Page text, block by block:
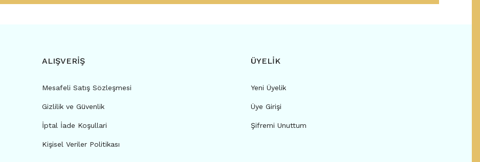
ALIŞVERİŞ
Mesafeli Satış Sözleşmesi
Gizlilik ve Güvenlik
İptal İade Koşullari
Kişisel Veriler Politikası
ÜYELİK
Yeni Üyelik
Üye Girişi
Şifremi Unuttum